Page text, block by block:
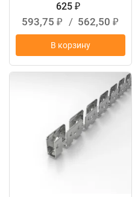
625 ₽
593,75 ₽ / 562,50 ₽
В корзину